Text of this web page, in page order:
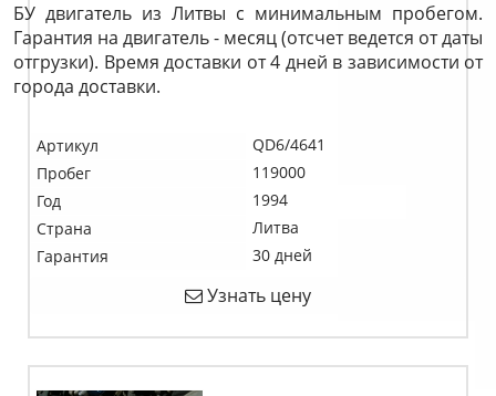
БУ двигатель из Литвы с минимальным пробегом.
Гарантия на двигатель - месяц (отсчет ведется от даты
отгрузки). Время доставки от 4 дней в зависимости от
города доставки.
Артикул
QD6/4641
Пробег
119000
Год
1994
Страна
Литва
Гарантия
30 дней
Узнать цену